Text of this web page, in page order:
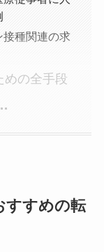
種関連の求
めの全手段
すすめの転